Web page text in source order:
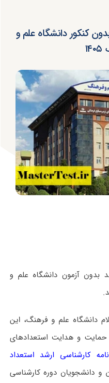
کنکور دانشگاه علم و
بدون آزمون دانشگاه علم و
دانشگاه علم و فرهنگ، این
و هدایت استعدادهای
کارشناسی ارشد استعداد
و دانشجویان دوره کارشناسی